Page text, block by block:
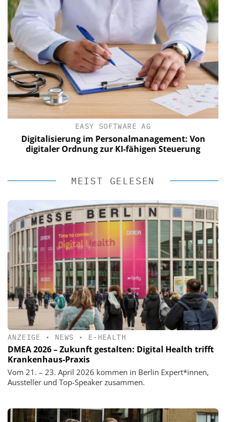
EASY SOFTWARE AG
Digitalisierung im Personalmanagement: Von
digitaler Ordnung zur KI-fähigen Steuerung
MEIST GELESEN
ANZEIGE • NEWS • E-HEALTH
DMEA 2026 – Zukunft gestalten: Digital Health trifft
Krankenhaus-Praxis
Vom 21. – 23. April 2026 kommen in Berlin Expert*innen,
Aussteller und Top-Speaker zusammen.